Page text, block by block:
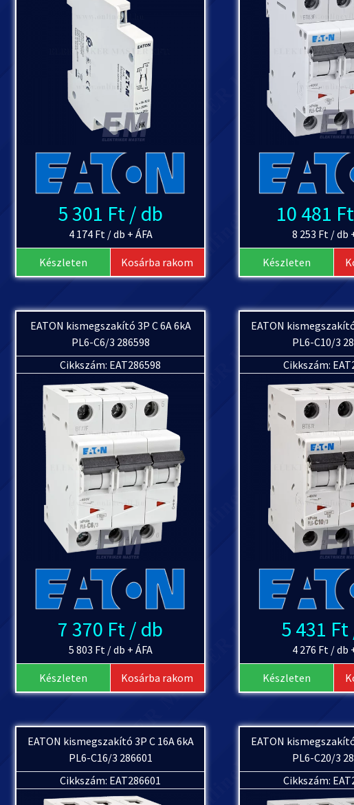
5 301 Ft / db
4 174 Ft / db + ÁFA
Készleten Kosárba rakom
10 481
8 253 Ft / db
Készleten
EATON kismegszakító 3P C 6A 6kA
PL6-C6/3 286598
Cikkszám: EAT286598
7 370 Ft / db
5 803 Ft / db + ÁFA
Készleten Kosárba rakom
EATON
PL6-C10/3
Cikkszám:
5 431
4 276 Ft / db
Készleten
EATON kismegszakító 3P C 16A 6kA
PL6-C16/3 286601
Cikkszám: EAT286601
EATON
PL6-C20/3
Cikkszám: